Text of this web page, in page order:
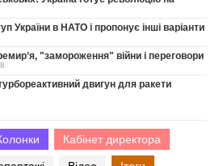
України в НАТО і пропонує інші варіанти
"замороження" війни і переговори
двигун для ракети
Кабінет директора